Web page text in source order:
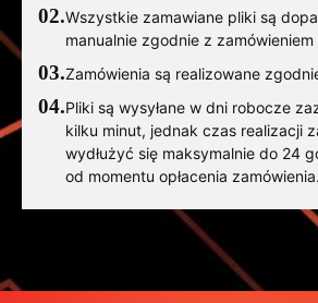
02.Wszystkie zamawiane pliki są
manualnie zgodnie z zamówieniem
03.Zamówienia są realizowane
04.Pliki są wysyłane w dni robocze
kilku minut, jednak czas realizacji
wydłużyć się maksymalnie do 24
od momentu opłacenia zamówienia.